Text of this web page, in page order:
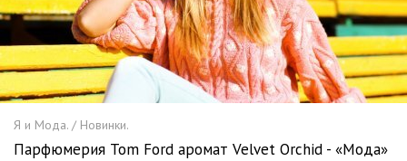
Я и Мода. / Новинки.
Парфюмерия Tom Ford аромат Velvet Orchid - «Мода»